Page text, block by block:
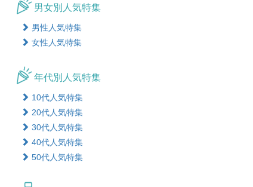
男女別人気特集
男性人気特集
女性人気特集
年代別人気特集
10代人気特集
20代人気特集
30代人気特集
40代人気特集
50代人気特集